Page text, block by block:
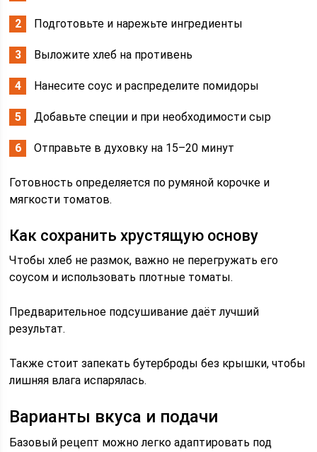
Подготовьте и нарежьте ингредиенты
Выложите хлеб на противень
Нанесите соус и распределите помидоры
Добавьте специи и при необходимости сыр
Отправьте в духовку на 15–20 минут
Готовность определяется по румяной корочке и
мягкости томатов.
Как сохранить хрустящую основу
Чтобы хлеб не размок, важно не перегружать его
соусом и использовать плотные томаты.
Предварительное подсушивание даёт лучший
результат.
Также стоит запекать бутерброды без крышки, чтобы
лишняя влага испарялась.
Варианты вкуса и подачи
Базовый рецепт можно легко адаптировать под